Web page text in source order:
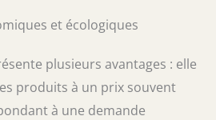
et écologiques
plusieurs avantages : elle
produits à un prix souvent
à une demande